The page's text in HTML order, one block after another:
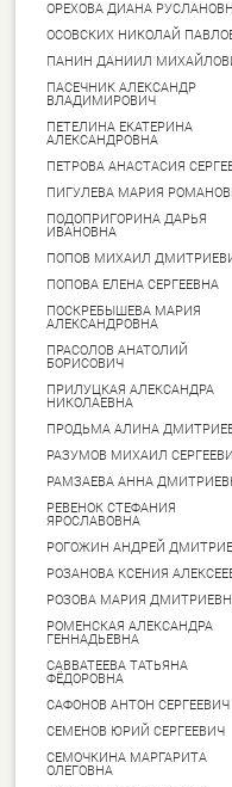
ОРЕХОВА ДИАНА
ОСОВСКИХ НИКОЛАЙ
ПАНИН ДАНИИЛ
ПАСЕЧНИК АЛЕКСАНДР
ВЛАДИМИРОВИЧ
ПЕТЕЛИНА ЕКАТЕРИНА
АЛЕКСАНДРОВНА
ПЕТРОВА АНАСТАСИЯ
ПИГУЛЕВА МАРИЯ
ПОДОПРИГОРИНА ДАРЬЯ
ИВАНОВНА
ПОПОВ МИХАИЛ
ПОПОВА ЕЛЕНА СЕРГЕЕВНА
ПОСКРЕБЫШЕВА МАРИЯ
АЛЕКСАНДРОВНА
ПРАСОЛОВ АНАТОЛИЙ
БОРИСОВИЧ
ПРИЛУЦКАЯ АЛЕКСАНДРА
НИКОЛАЕВНА
ПРОДЬМА АЛИНА
РАЗУМОВ МИХАИЛ
РАМЗАЕВА АННА
РЕВЕНОК СТЕФАНИЯ
ЯРОСЛАВОВНА
РОГОЖИН АНДРЕЙ
РОЗАНОВА КСЕНИЯ
РОЗОВА МАРИЯ
РОМЕНСКАЯ АЛЕКСАНДРА
ГЕННАДЬЕВНА
САВВАТЕЕВА ТАТЬЯНА
ФЁДОРОВНА
САФОНОВ АНТОН СЕРГЕЕВИЧ
СЕМЕНОВ ЮРИЙ СЕРГЕЕВИЧ
СЕМОЧКИНА МАРГАРИТА
ОЛЕГОВНА